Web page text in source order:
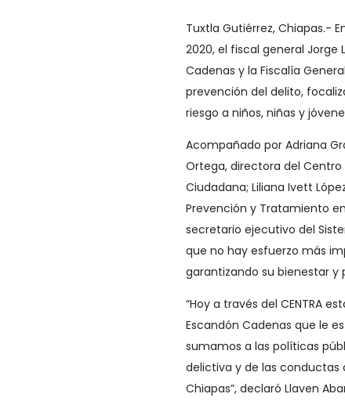
Tuxtla Gutiérrez, Chiapas.-
2020, el fiscal general Jorge
Cadenas y la Fiscalía
prevención del delito,
riesgo a niños, niñas y
Acompañado por Adriana
Ortega, directora del Centro
Ciudadana; Liliana Ivett
Prevención y Tratamiento en
secretario ejecutivo del
que no hay esfuerzo más
garantizando su bienestar y
“Hoy a través del CENTRA
Escandón Cadenas que le
sumamos a las políticas
delictiva y de las conductas
Chiapas”, declaró Llaven